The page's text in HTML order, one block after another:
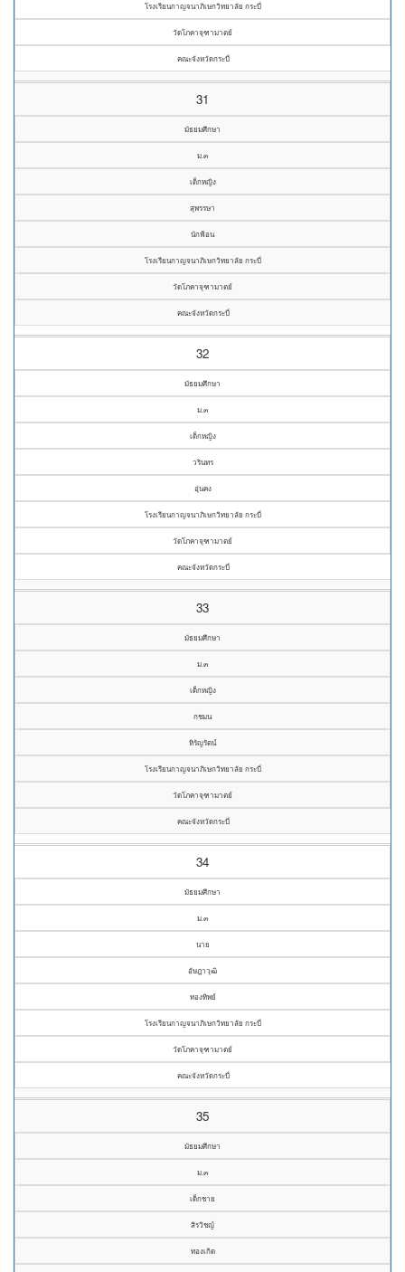
โรงเรียนกาญจนาภิเษกวิทยาลัย กระบี่
วัดโภคาจุฑามาตย์
คณะจังหวัดกระบี่
31
มัธยมศึกษา
ม.๓
เด็กหญิง
สุพรรษา
นักฟ้อน
โรงเรียนกาญจนาภิเษกวิทยาลัย กระบี่
วัดโภคาจุฑามาตย์
คณะจังหวัดกระบี่
32
มัธยมศึกษา
ม.๓
เด็กหญิง
วรินทร
อุ่นคง
โรงเรียนกาญจนาภิเษกวิทยาลัย กระบี่
วัดโภคาจุฑามาตย์
คณะจังหวัดกระบี่
33
มัธยมศึกษา
ม.๓
เด็กหญิง
กชมน
หิรัญรัตน์
โรงเรียนกาญจนาภิเษกวิทยาลัย กระบี่
วัดโภคาจุฑามาตย์
คณะจังหวัดกระบี่
34
มัธยมศึกษา
ม.๓
นาย
อัษฎาวุฒิ
ทองทิพย์
โรงเรียนกาญจนาภิเษกวิทยาลัย กระบี่
วัดโภคาจุฑามาตย์
คณะจังหวัดกระบี่
35
มัธยมศึกษา
ม.๓
เด็กชาย
สิรวิชญ์
ทองเกิด